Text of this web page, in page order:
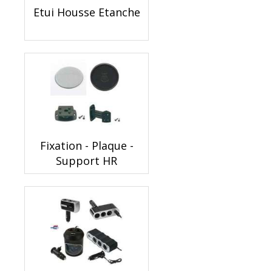
Etui Housse Etanche
Fixation - Plaque -
Support HR